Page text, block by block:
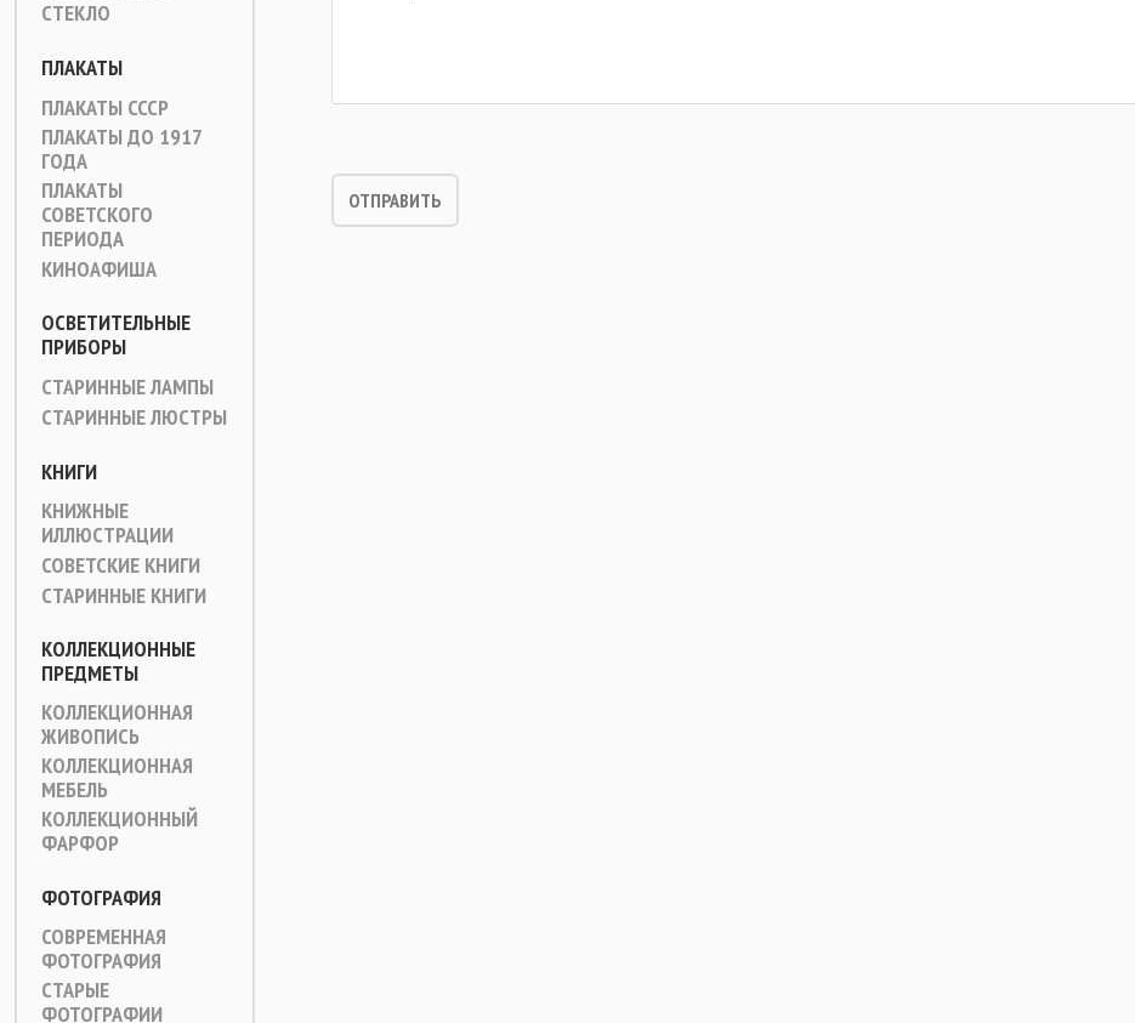
СТЕКЛО
ПЛАКАТЫ
ПЛАКАТЫ СССР
ПЛАКАТЫ ДО 1917
ГОДА
ПЛАКАТЫ
СОВЕТСКОГО
ПЕРИОДА
КИНОАФИША
ОСВЕТИТЕЛЬНЫЕ
ПРИБОРЫ
СТАРИННЫЕ ЛАМПЫ
СТАРИННЫЕ ЛЮСТРЫ
КНИГИ
КНИЖНЫЕ
ИЛЛЮСТРАЦИИ
СОВЕТСКИЕ КНИГИ
СТАРИННЫЕ КНИГИ
КОЛЛЕКЦИОННЫЕ
ПРЕДМЕТЫ
КОЛЛЕКЦИОННАЯ
ЖИВОПИСЬ
КОЛЛЕКЦИОННАЯ
МЕБЕЛЬ
КОЛЛЕКЦИОННЫЙ
ФАРФОР
ФОТОГРАФИЯ
СОВРЕМЕННАЯ
ФОТОГРАФИЯ
СТАРЫЕ
ФОТОГРАФИИ